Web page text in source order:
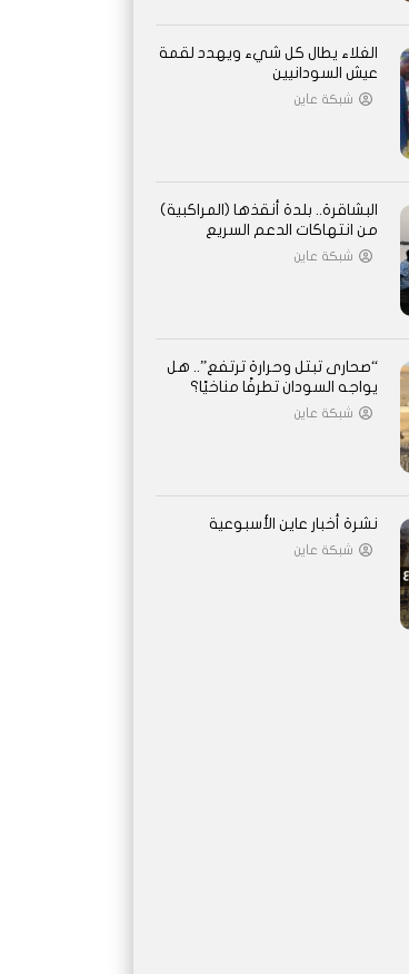
الغلاء يطال كل شيء ويهدد لقمة
عيش السودانيين
شبكة عاين
البشاقرة.. بلدة أنقذها (المراكبية)
من انتهاكات الدعم السريع
شبكة عاين
“صحارى تبتل وحرارة ترتفع”.. هل
يواجه السودان تطرفًا مناخيًا؟
شبكة عاين
نشرة أخبار عاين الأسبوعية
شبكة عاين